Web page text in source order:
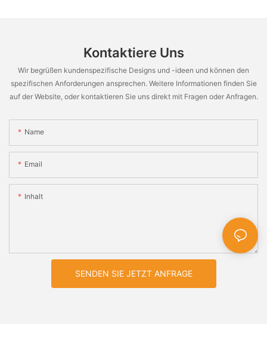
Kontaktiere Uns
Wir begrüßen kundenspezifische Designs und -ideen und können den
spezifischen Anforderungen ansprechen. Weitere Informationen finden Sie
auf der Website, oder kontaktieren Sie uns direkt mit Fragen oder Anfragen.
Name
Email
Inhalt
SENDEN SIE JETZT ANFRAGE